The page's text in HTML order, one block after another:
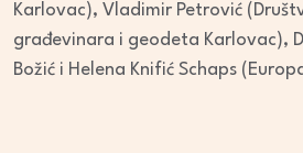
Karlovac), Vladimir Petrović
građevinara i geodeta Karlovac),
Božić i Helena Knifić Schaps